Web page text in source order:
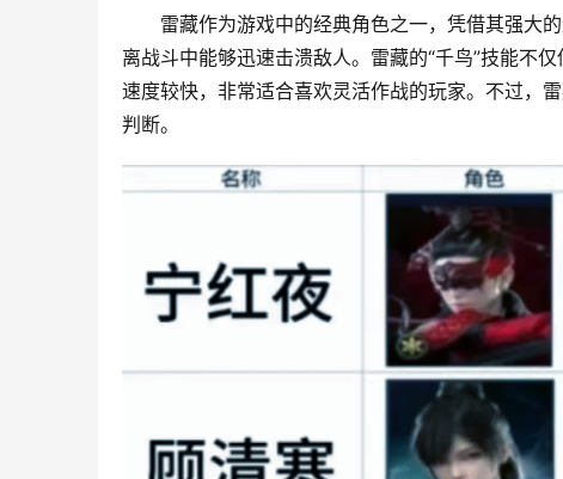
雷藏作为游戏中的经典角色之一，凭借其强大
离战斗中能够迅速击溃敌人。雷藏的“千鸟”技能不
速度较快，非常适合喜欢灵活作战的玩家。不过，
判断。